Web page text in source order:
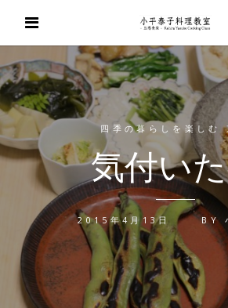
四季の暮らしを楽しむ
気付い
2015年4月13日 BY